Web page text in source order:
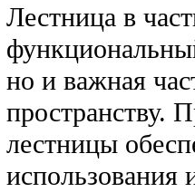
Лестница в
но и важная
пространству.
лестницы
использования